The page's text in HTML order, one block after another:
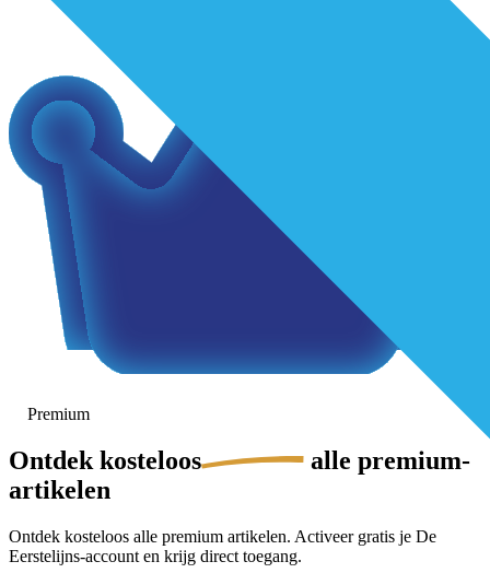
Premium
Ontdek kosteloos
alle premium-
artikelen
Ontdek kosteloos alle premium artikelen. Activeer gratis je De
Eerstelijns-account en krijg direct toegang.